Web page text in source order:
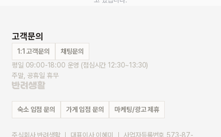
고객문의
1:1 고객문의
채팅문의
평일 09:00-18:00 운영 (점심시간 12:30~13:30)
주말, 공휴일 휴무
숙소 입점 문의 가게 입점 문의 마케팅/광고 제휴
주식회사 반려생활 ｜ 대표이사 이혜미 ｜ 사업자등록번호 573-87-